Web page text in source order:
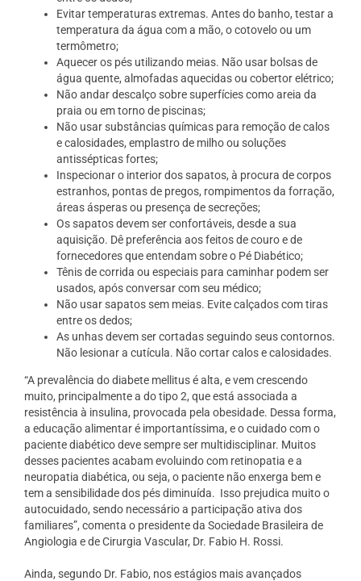
Evitar temperaturas extremas. Antes do banho, testar a
temperatura da água com a mão, o cotovelo ou um
termômetro;
Aquecer os pés utilizando meias. Não usar bolsas de
água quente, almofadas aquecidas ou cobertor elétrico;
Não andar descalço sobre superfícies como areia da
praia ou em torno de piscinas;
Não usar substâncias químicas para remoção de calos
e calosidades, emplastro de milho ou soluções
antissépticas fortes;
Inspecionar o interior dos sapatos, à procura de corpos
estranhos, pontas de pregos, rompimentos da forração,
áreas ásperas ou presença de secreções;
Os sapatos devem ser confortáveis, desde a sua
aquisição. Dê preferência aos feitos de couro e de
fornecedores que entendam sobre o Pé Diabético;
Tênis de corrida ou especiais para caminhar podem ser
usados, após conversar com seu médico;
Não usar sapatos sem meias. Evite calçados com tiras
entre os dedos;
As unhas devem ser cortadas seguindo seus contornos.
Não lesionar a cutícula. Não cortar calos e calosidades.
“A prevalência do diabete mellitus é alta, e vem crescendo
muito, principalmente a do tipo 2, que está associada a
resistência à insulina, provocada pela obesidade. Dessa forma,
a educação alimentar é importantíssima, e o cuidado com o
paciente diabético deve sempre ser multidisciplinar. Muitos
desses pacientes acabam evoluindo com retinopatia e a
neuropatia diabética, ou seja, o paciente não enxerga bem e
tem a sensibilidade dos pés diminuída. Isso prejudica muito o
autocuidado, sendo necessário a participação ativa dos
familiares”, comenta o presidente da Sociedade Brasileira de
Angiologia e de Cirurgia Vascular, Dr. Fabio H. Rossi.
Ainda, segundo Dr. Fabio, nos estágios mais avançados